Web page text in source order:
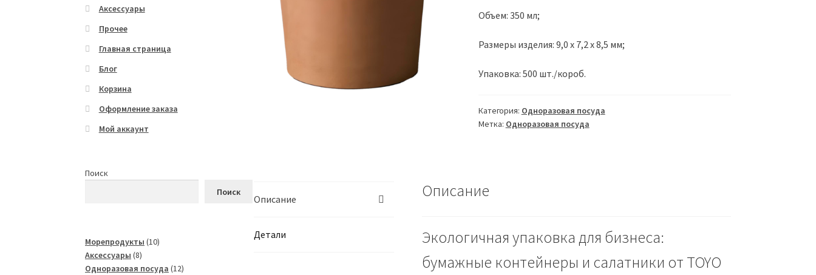
Объем: 350 мл;
Размеры изделия: 9,0 x 7,2 x 8,5 мм;
Упаковка: 500 шт./короб.
Категория: Одноразовая посуда
Метка: Одноразовая посуда
Описание
Детали
Описание
Экологичная упаковка для бизнеса:
бумажные контейнеры и салатники от TOYO
Аксессуары
Прочее
Главная страница
Блог
Корзина
Оформление заказа
Мой аккаунт
Поиск
Поиск
Морепродукты 1010
Аксессуары 88
товаров
Одноразовая посуда 1212